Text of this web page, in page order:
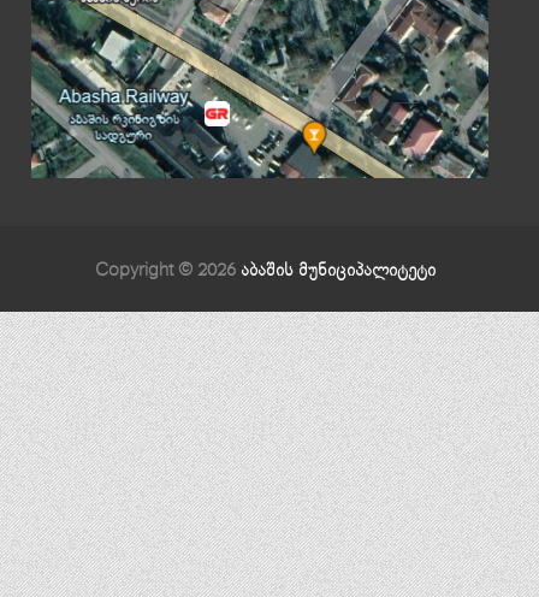
Copyright © 2026 აბაშის მუნიციპალიტეტი